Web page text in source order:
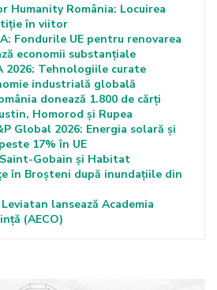
Humanity România: Locuirea
în viitor
Fondurile UE pentru renovarea
economii substanțiale
2026: Tehnologiile curate
industrială globală
donează 1.800 de cărți
Homorod și Rupea
Global 2026: Energia solară și
17% în UE
Gobain și Habitat
în Broșteni după inundațiile din
lansează Academia
(AECO)